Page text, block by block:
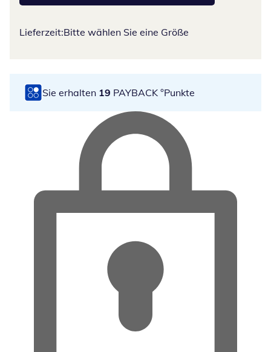
Lieferzeit:Bitte wählen Sie eine Größe
Sie erhalten 19 PAYBACK °Punkte